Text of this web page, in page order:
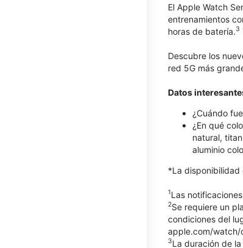
El Apple Watch
entrenamientos
horas de batería.3
Descubre los
red 5G más
Datos
¿Cuándo
¿En qué
natural,
aluminio
*La disponibilidad
1Las
2Se requiere un
condiciones del
apple.com/watch/
3La duración de